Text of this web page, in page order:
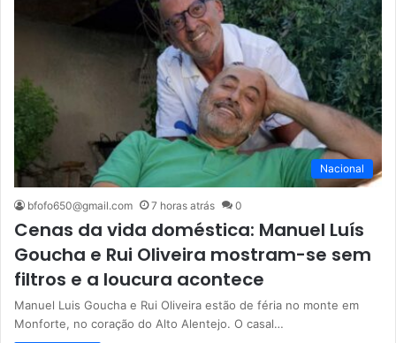
Nacional
bfofo650@gmail.com 7 horas atrás 0
Cenas da vida doméstica: Manuel Luís
Goucha e Rui Oliveira mostram-se sem
filtros e a loucura acontece
Manuel Luis Goucha e Rui Oliveira estão de féria no monte em
Monforte, no coração do Alto Alentejo. O casal…